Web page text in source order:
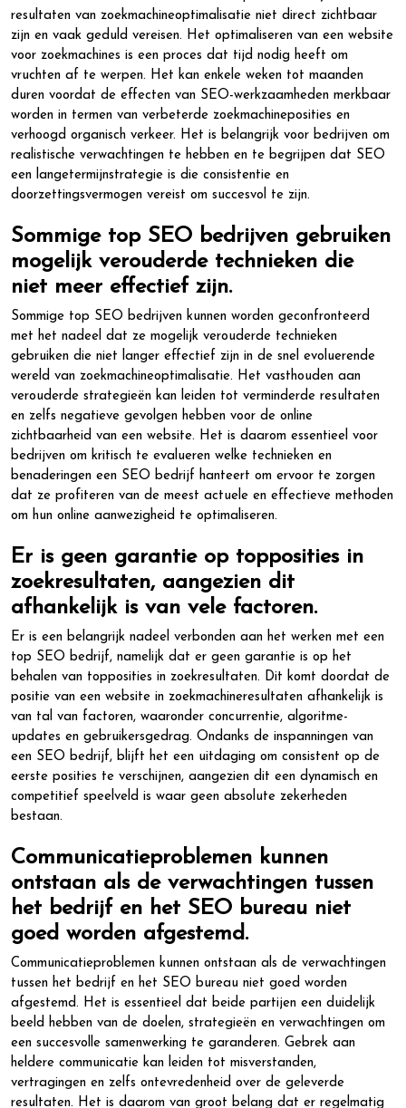
resultaten van zoekmachineoptimalisatie niet direct zichtbaar
zijn en vaak geduld vereisen. Het optimaliseren van een website
voor zoekmachines is een proces dat tijd nodig heeft om
vruchten af te werpen. Het kan enkele weken tot maanden
duren voordat de effecten van SEO-werkzaamheden merkbaar
worden in termen van verbeterde zoekmachineposities en
verhoogd organisch verkeer. Het is belangrijk voor bedrijven om
realistische verwachtingen te hebben en te begrijpen dat SEO
een langetermijnstrategie is die consistentie en
doorzettingsvermogen vereist om succesvol te zijn.
Sommige top SEO bedrijven gebruiken
mogelijk verouderde technieken die
niet meer effectief zijn.
Sommige top SEO bedrijven kunnen worden geconfronteerd
met het nadeel dat ze mogelijk verouderde technieken
gebruiken die niet langer effectief zijn in de snel evoluerende
wereld van zoekmachineoptimalisatie. Het vasthouden aan
verouderde strategieën kan leiden tot verminderde resultaten
en zelfs negatieve gevolgen hebben voor de online
zichtbaarheid van een website. Het is daarom essentieel voor
bedrijven om kritisch te evalueren welke technieken en
benaderingen een SEO bedrijf hanteert om ervoor te zorgen
dat ze profiteren van de meest actuele en effectieve methoden
om hun online aanwezigheid te optimaliseren.
Er is geen garantie op topposities in
zoekresultaten, aangezien dit
afhankelijk is van vele factoren.
Er is een belangrijk nadeel verbonden aan het werken met een
top SEO bedrijf, namelijk dat er geen garantie is op het
behalen van topposities in zoekresultaten. Dit komt doordat de
positie van een website in zoekmachineresultaten afhankelijk is
van tal van factoren, waaronder concurrentie, algoritme-
updates en gebruikersgedrag. Ondanks de inspanningen van
een SEO bedrijf, blijft het een uitdaging om consistent op de
eerste posities te verschijnen, aangezien dit een dynamisch en
competitief speelveld is waar geen absolute zekerheden
bestaan.
Communicatieproblemen kunnen
ontstaan als de verwachtingen tussen
het bedrijf en het SEO bureau niet
goed worden afgestemd.
Communicatieproblemen kunnen ontstaan als de verwachtingen
tussen het bedrijf en het SEO bureau niet goed worden
afgestemd. Het is essentieel dat beide partijen een duidelijk
beeld hebben van de doelen, strategieën en verwachtingen om
een succesvolle samenwerking te garanderen. Gebrek aan
heldere communicatie kan leiden tot misverstanden,
vertragingen en zelfs ontevredenheid over de geleverde
resultaten. Het is daarom van groot belang dat er regelmatig